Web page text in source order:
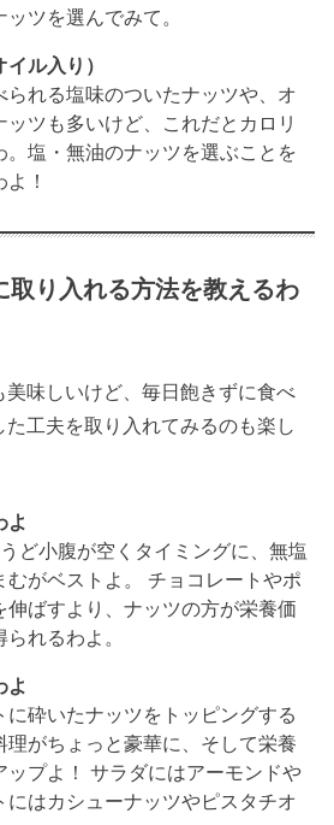
ツを選んでみて。
ル入り）
られる塩味のついたナッツや、オ
ツも多いけど、これだとカロリ
。塩・無油のナッツを選ぶことを
！
取り入れる方法を教えるわ
味しいけど、毎日飽きずに食べ
工夫を取り入れてみるのも楽し
よ
ど小腹が空くタイミングに、無塩
むがベストよ。 チョコレートやポ
伸ばすより、ナッツの方が栄養価
れるわよ。
よ
に砕いたナッツをトッピングする
理がちょっと豪華に、そして栄養
ップよ！ サラダにはアーモンドや
にはカシューナッツやピスタチオ